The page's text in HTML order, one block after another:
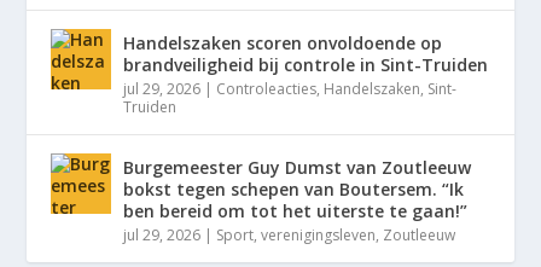
Handelszaken scoren onvoldoende op
brandveiligheid bij controle in Sint-Truiden
jul 29, 2026 | Controleacties, Handelszaken, Sint-
Truiden
Burgemeester Guy Dumst van Zoutleeuw
bokst tegen schepen van Boutersem. “Ik
ben bereid om tot het uiterste te gaan!”
jul 29, 2026 | Sport,verenigingsleven, Zoutleeuw